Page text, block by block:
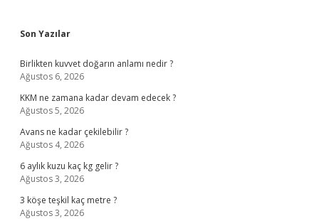
Sidebar
Son Yazılar
Birlikten kuvvet doğarın anlamı nedir ?
Ağustos 6, 2026
KKM ne zamana kadar devam edecek ?
Ağustos 5, 2026
Avans ne kadar çekilebilir ?
Ağustos 4, 2026
6 aylık kuzu kaç kg gelir ?
Ağustos 3, 2026
3 köşe teşkil kaç metre ?
Ağustos 3, 2026